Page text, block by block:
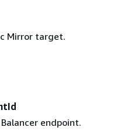
Mirror target.
endpoint.